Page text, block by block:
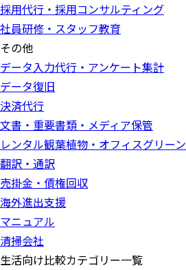
採用代行・採用コンサルティング
社員研修・スタッフ教育
その他
データ入力代行・アンケート集計
データ復旧
決済代行
文書・重要書類・メディア保管
レンタル観葉植物・オフィスグリーン
翻訳・通訳
売掛金・債権回収
海外進出支援
マニュアル
清掃会社
生活向け比較カテゴリー一覧